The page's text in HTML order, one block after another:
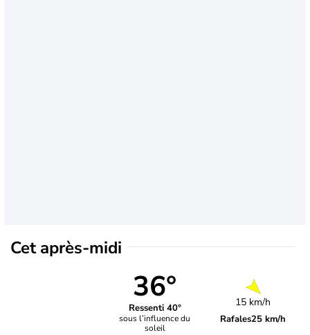
Cet après-midi
36°
Ressenti 40°
sous l’influence du
soleil
15 km/h
Rafales25 km/h